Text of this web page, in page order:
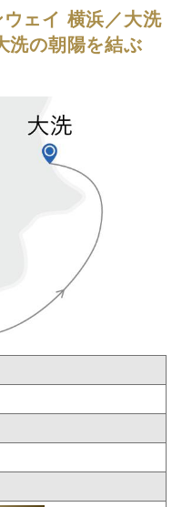
ェイ 横浜／大洗
洗の朝陽を結ぶ